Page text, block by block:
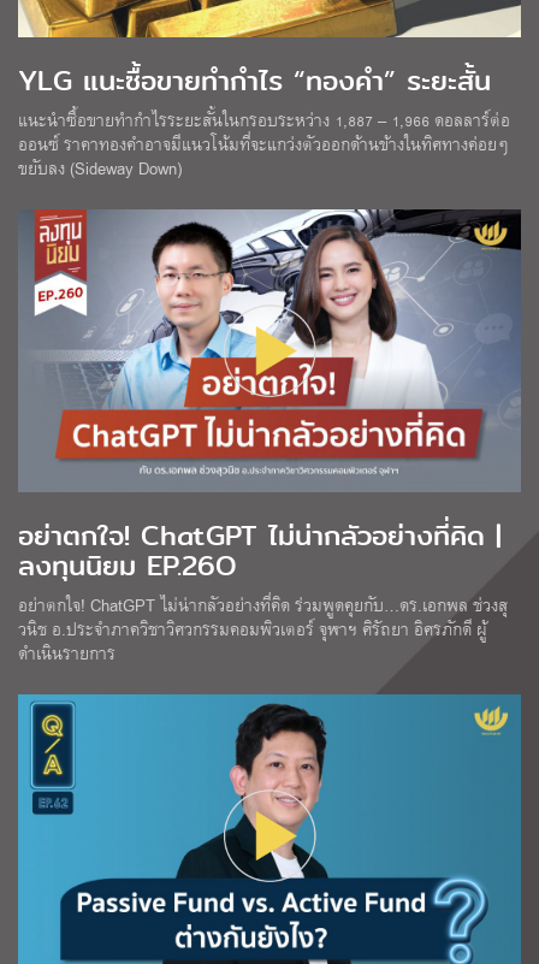
YLG แนะซื้อขายทำกำไร “ทองคำ” ระยะสั้น
แนะนำซื้อขายทำกำไรระยะสั้นในกรอบระหว่าง 1,887 – 1,966 ดอลลาร์ต่อ
ออนซ์ ราคาทองคำอาจมีแนวโน้มที่จะแกว่งตัวออกด้านข้างในทิศทางค่อยๆ
ขยับลง (Sideway Down)
อย่าตกใจ! ChatGPT ไม่น่ากลัวอย่างที่คิด |
ลงทุนนิยม EP.26O
อย่าตกใจ! ChatGPT ไม่น่ากลัวอย่างที่คิด ร่วมพูดคุยกับ…ดร.เอกพล ช่วงสุ
วนิช อ.ประจำภาควิชาวิศวกรรมคอมพิวเตอร์ จุฬาฯ ศิรัถยา อิศรภักดี ผู้
ดำเนินรายการ